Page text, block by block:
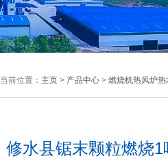
当前位置： 主页> 产品中心> 燃烧机热风炉热
修水县锯末颗粒燃烧